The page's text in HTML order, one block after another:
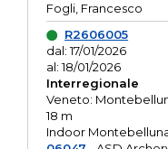
Fogli, Francesco
R2606005
dal: 17/01/2026
al: 18/01/2026
Interregionale
Veneto:
18 m
Indoor